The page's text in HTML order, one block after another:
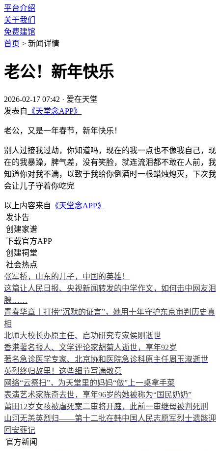
平台介绍
关于我们
免费建馆
首页 > 新闻详情
老公！新年快乐
2026-02-17 07:42 · 爱在天堂
发表自 《天堂念APP》
老公，又是一年春节，新年快乐！
别人过接我过劫，你知道吗，现在的我一点也不像我自己，现
在的我暴躁，脾气差，没有笑脸，就连流泪都不敢在人前，我
知道你对我不满，以致于我给你倒酒时一根蜡烛熄灭，下次我
会让儿子守着你吃完
以上内容来自 《天堂念APP》
发讣告
创建家谱
下载官方APP
创建祠堂
社会热点
张军桥，山东的儿子，中国的英雄！
这篇让人民日报、央视新闻转发的中学作文，如何击中网友泪
腺……
青春华章丨打捞“沉默的证言”，她用十年守护东京审判历史真
相
北师大校长办原主任、启功研究专家侯刚逝世
香港著名报人、文学评论家胡菊人逝世，享年92岁
著名急诊医学专家、北京协和医院急诊科原主任周玉淑逝世
英烈终归故里！这些细节写满敬意
网络“云祭扫”，为天堂里的妈妈“做”上一桌拿手菜
表演艺术家陈奇去世，享年96岁的她被称为“国民奶奶”
莆田12岁女孩被虐死案二审将开庭，此前一审继母被判死刑
山河无恙英烈归——第十二批在韩中国人民志愿军烈士遗骸迎
回安葬记
官方新闻